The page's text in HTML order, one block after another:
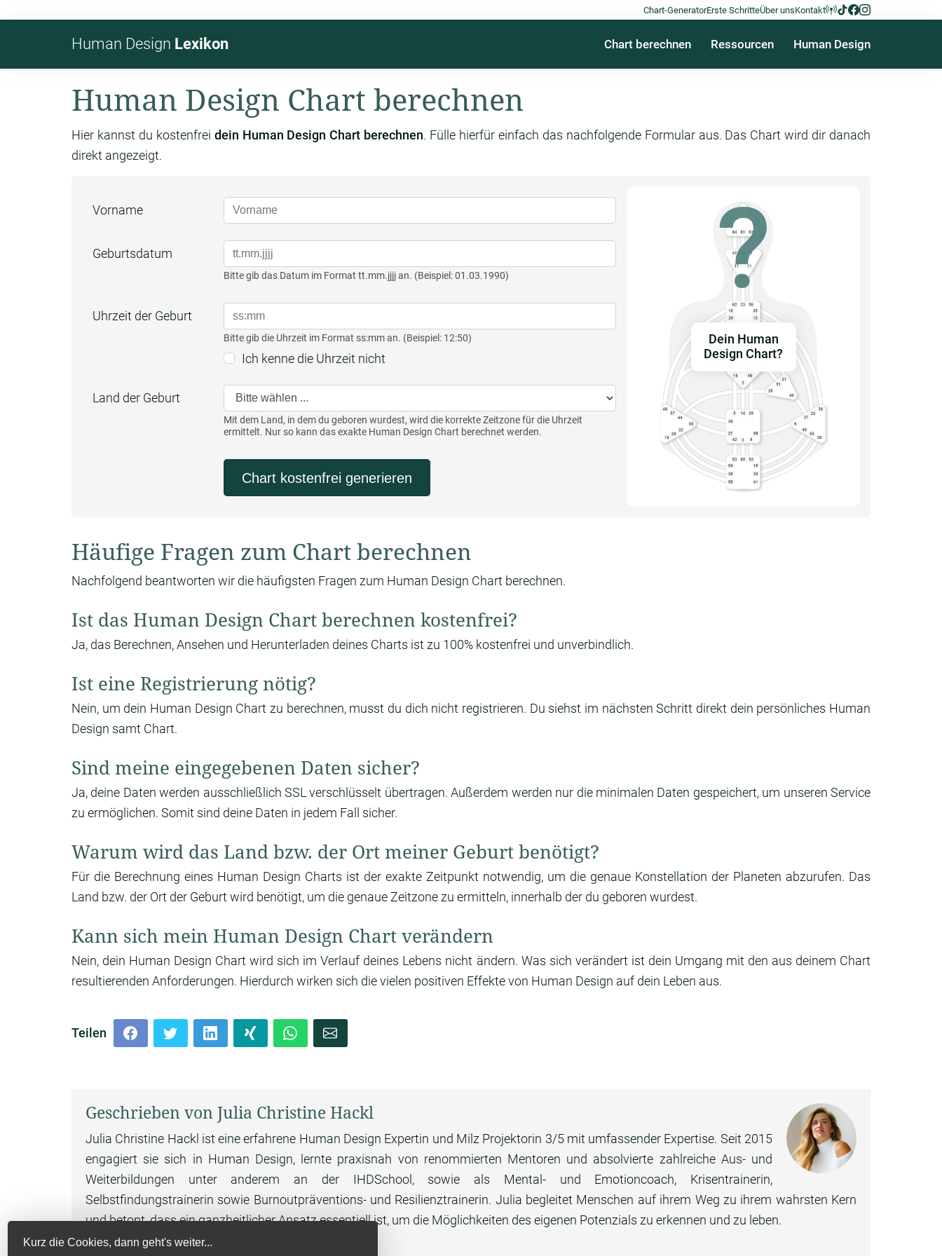
Kurz die Cookies, dann geht's weiter...
Chart-GeneratorErste SchritteÜber unsKontakt
Human Design Lexikon Chart berechnen Ressourcen Human Design
Human Design Chart berechnen
Hier kannst du kostenfrei dein Human Design Chart berechnen. Fülle hierfür einfach das nachfolgende Formular aus. Das Chart wird dir danach
direkt angezeigt.
Vorname
Geburtsdatum
Bitte gib das Datum im Format tt.mm.jjjj an. (Beispiel: 01.03.1990)
Uhrzeit der Geburt
Bitte gib die Uhrzeit im Format ss:mm an. (Beispiel: 12:50)
Ich kenne die Uhrzeit nicht
Land der Geburt
Mit dem Land, in dem du geboren wurdest, wird die korrekte Zeitzone für die Uhrzeit
ermittelt. Nur so kann das exakte Human Design Chart berechnet werden.
Chart kostenfrei generieren
Dein Human
Design Chart?
Häufige Fragen zum Chart berechnen
Nachfolgend beantworten wir die häufigsten Fragen zum Human Design Chart berechnen.
Ist das Human Design Chart berechnen kostenfrei?
Ja, das Berechnen, Ansehen und Herunterladen deines Charts ist zu 100% kostenfrei und unverbindlich.
Ist eine Registrierung nötig?
Nein, um dein Human Design Chart zu berechnen, musst du dich nicht registrieren. Du siehst im nächsten Schritt direkt dein persönliches Human
Design samt Chart.
Sind meine eingegebenen Daten sicher?
Ja, deine Daten werden ausschließlich SSL verschlüsselt übertragen. Außerdem werden nur die minimalen Daten gespeichert, um unseren Service
zu ermöglichen. Somit sind deine Daten in jedem Fall sicher.
Warum wird das Land bzw. der Ort meiner Geburt benötigt?
Für die Berechnung eines Human Design Charts ist der exakte Zeitpunkt notwendig, um die genaue Konstellation der Planeten abzurufen. Das
Land bzw. der Ort der Geburt wird benötigt, um die genaue Zeitzone zu ermitteln, innerhalb der du geboren wurdest.
Kann sich mein Human Design Chart verändern
Nein, dein Human Design Chart wird sich im Verlauf deines Lebens nicht ändern. Was sich verändert ist dein Umgang mit den aus deinem Chart
resultierenden Anforderungen. Hierdurch wirken sich die vielen positiven Effekte von Human Design auf dein Leben aus.
Teilen
Geschrieben von Julia Christine Hackl
Julia Christine Hackl ist eine erfahrene Human Design Expertin und Milz Projektorin 3/5 mit umfassender Expertise. Seit 2015
engagiert sie sich in Human Design, lernte praxisnah von renommierten Mentoren und absolvierte zahlreiche Aus- und
Weiterbildungen unter anderem an der IHDSchool, sowie als Mental- und Emotioncoach, Krisentrainerin,
Selbstfindungstrainerin sowie Burnoutpräventions- und Resilienztrainerin. Julia begleitet Menschen auf ihrem Weg zu ihrem wahrsten Kern
und betont, dass ein ganzheitlicher Ansatz essentiell ist, um die Möglichkeiten des eigenen Potenzials zu erkennen und zu leben.
Mehr über Julia Christine Hackl